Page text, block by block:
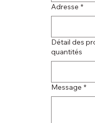
Adresse *
Détail des
quantités
Message *